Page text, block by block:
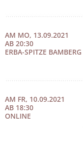
AM MO, 13.09.2021
AB 20:30
ERBA-SPITZE BAMBERG
AM FR, 10.09.2021
AB 18:30
ONLINE